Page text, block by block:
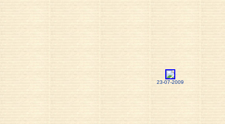
23-07-2009